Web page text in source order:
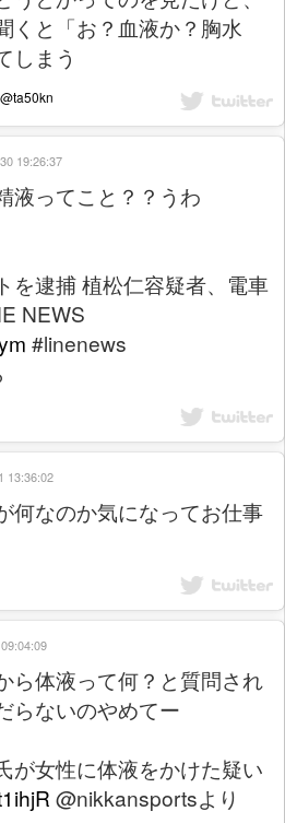
くと「お？血液か？胸水
しまう
液ってこと？？うわ
を逮捕 植松仁容疑者、電車
NEWS
#linenews
19:26:37
何なのか気になってお仕事
13:36:02
ら体液って何？と質問され
らないのやめてー
が女性に体液をかけた疑い
@nikkansportsより